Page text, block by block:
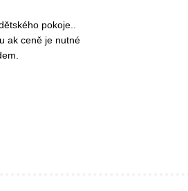
pokoje..
ak ceně je nutné